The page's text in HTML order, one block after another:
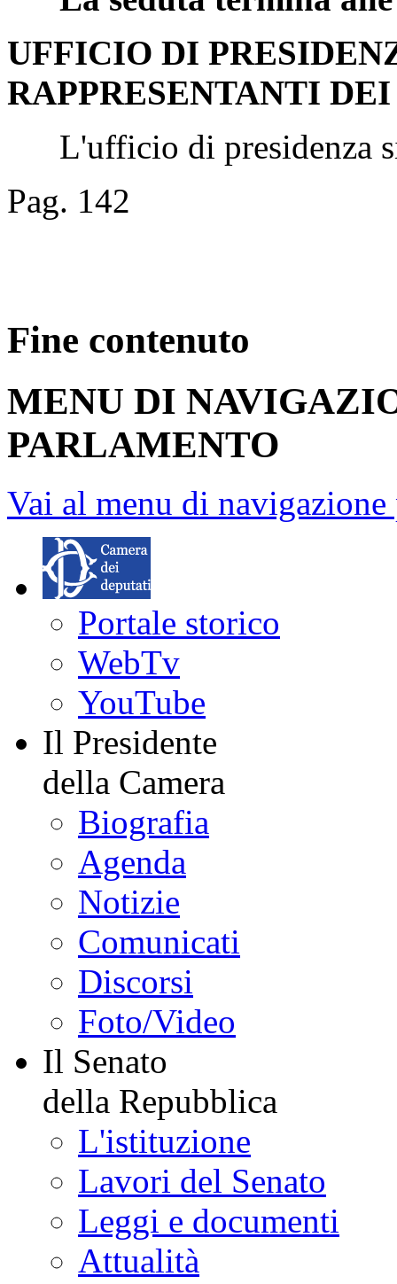
UFFICIO DI
RAPPRESENTANTI
L'ufficio di presidenza
Pag. 142
Fine contenuto
MENU DI
PARLAMENTO
Vai al menu di
Portale storico
WebTv
YouTube
Il Presidente
della Camera
Biografia
Agenda
Notizie
Comunicati
Discorsi
Foto/Video
Il Senato
della Repubblica
L'istituzione
Lavori del Senato
Leggi e documenti
Attualità